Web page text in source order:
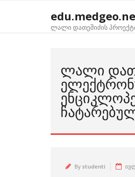
ლალი დათეშიძის
ᲚᲐᲚᲘ
By studenti